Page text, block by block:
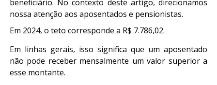
beneficiário. No contexto deste artigo, direcionamos
nossa atenção aos aposentados e pensionistas.
Em 2024, o teto corresponde a R$ 7.786,02.
Em linhas gerais, isso significa que um aposentado
não pode receber mensalmente um valor superior a
esse montante.